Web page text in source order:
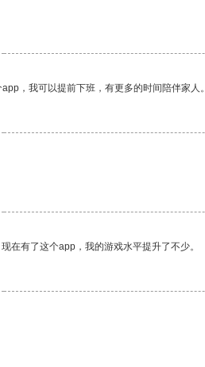
，我可以提前下班，有更多的时间陪伴家人。
在有了这个app，我的游戏水平提升了不少。